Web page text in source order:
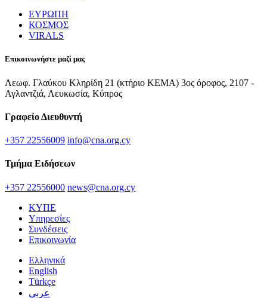
ΕΥΡΩΠΗ
ΚΟΣΜΟΣ
VIRALS
Επικοινωνήστε μαζί μας
Λεωφ. Γλαύκου Κληρίδη 21 (κτήριο ΚΕΜΑ) 3ος όροφος, 2107 -
Αγλαντζιά, Λευκωσία, Κύπρος
Γραφείο Διευθυντή
+357 22556009 info@cna.org.cy
Τμήμα Ειδήσεων
+357 22556000 news@cna.org.cy
ΚΥΠΕ
Υπηρεσίες
Συνδέσεις
Επικοινωνία
Ελληνικά
English
Türkçe
عربي